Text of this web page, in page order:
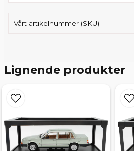
Vårt artikelnummer (SKU)
Lignende produkter